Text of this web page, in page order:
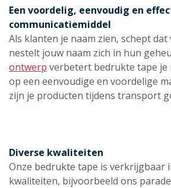
Een voordelig, eenvoudig en
communicatiemiddel
Als klanten je naam zien, schept
nestelt jouw naam zich in hun
ontwerp verbetert bedrukte tape je
op een eenvoudige en voordelige
zijn je producten tijdens transport
Diverse kwaliteiten
Onze bedrukte tape is verkrijgbaar
kwaliteiten, bijvoorbeeld ons